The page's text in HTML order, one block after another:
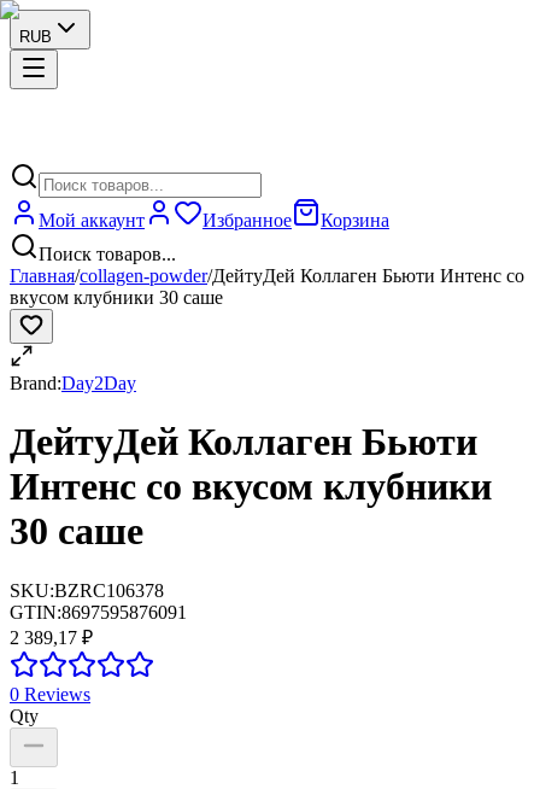
RUB
Мой аккаунт Избранное
Корзина
Поиск товаров...
Главная/collagen-powder/ДейтуДей Коллаген Бьюти Интенс со
вкусом клубники 30 саше
Brand:Day2Day
ДейтуДей Коллаген Бьюти
Интенс со вкусом клубники
30 саше
SKU:BZRC106378
GTIN:8697595876091
2 389,17 ₽
0 Reviews
Qty
1